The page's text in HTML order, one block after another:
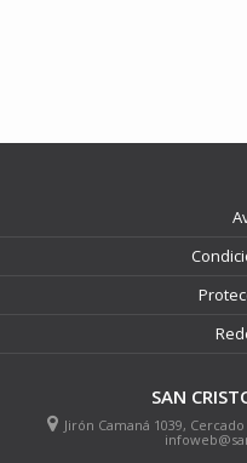
SAN
Jirón Camaná 1039,